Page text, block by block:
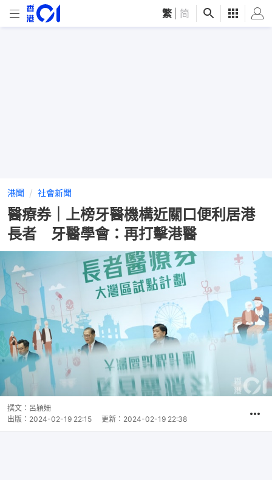
繁 简
港聞 社會新聞
醫療券｜上榜牙醫機構近關口便利居港
長者 牙醫學會：再打擊港醫
撰文： 呂穎姍
出版： 2024-02-19 22:15 更新： 2024-02-19 22:38